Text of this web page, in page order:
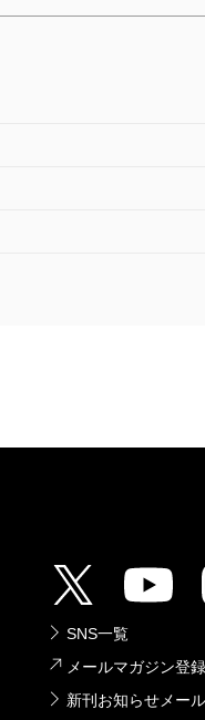
SNS一覧
メールマガジン登録
新刊お知らせメール